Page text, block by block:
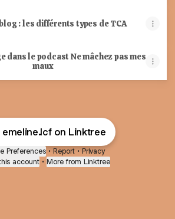
: les différents types de TCA
dans le podcast Ne mâchez pas mes
maux
on Linktree
Preferences • Report • Privacy
account • More from Linktree